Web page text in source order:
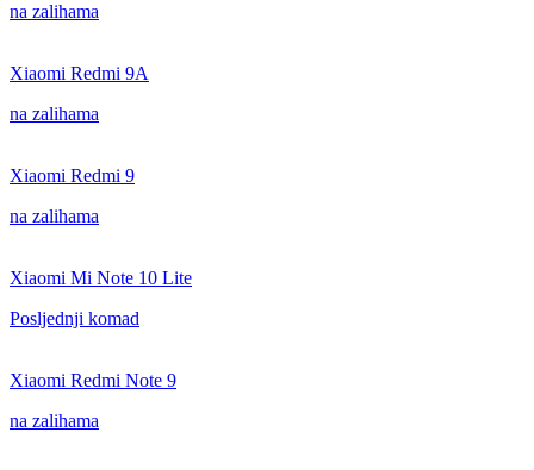
na zalihama
Xiaomi Redmi 9A
na zalihama
Xiaomi Redmi 9
na zalihama
Xiaomi Mi Note 10 Lite
Posljednji komad
Xiaomi Redmi Note 9
na zalihama